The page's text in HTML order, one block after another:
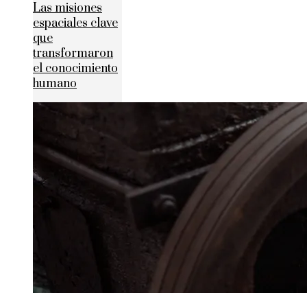
Las misiones
espaciales clave
que
transformaron
el conocimiento
humano